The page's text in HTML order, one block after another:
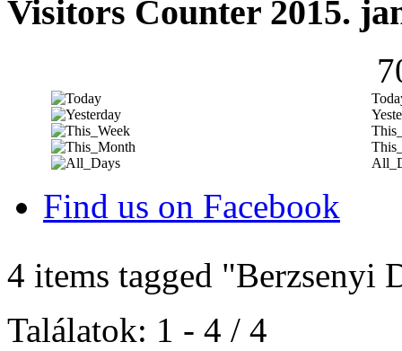
Visitors Counter 2015.
Find us on Facebook
4 items tagged "Berzsenyi
Találatok: 1 - 4 / 4